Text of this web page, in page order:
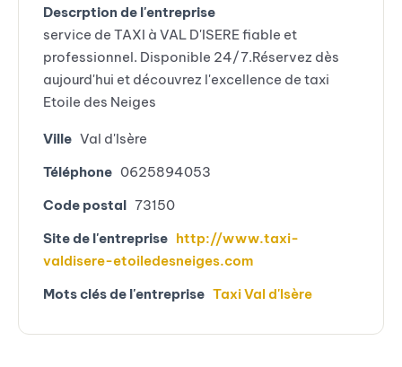
Descrption de l'entreprise
service de TAXI à VAL D'ISERE fiable et
professionnel. Disponible 24/7.Réservez dès
aujourd'hui et découvrez l'excellence de taxi
Etoile des Neiges
Ville Val d'Isère
Téléphone 0625894053
Code postal 73150
Site de l'entreprise http://www.taxi-
valdisere-etoiledesneiges.com
Mots clés de l'entreprise Taxi Val d'Isère